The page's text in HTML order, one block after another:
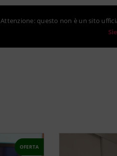
Attenzione: questo non è un sito
OFERTA